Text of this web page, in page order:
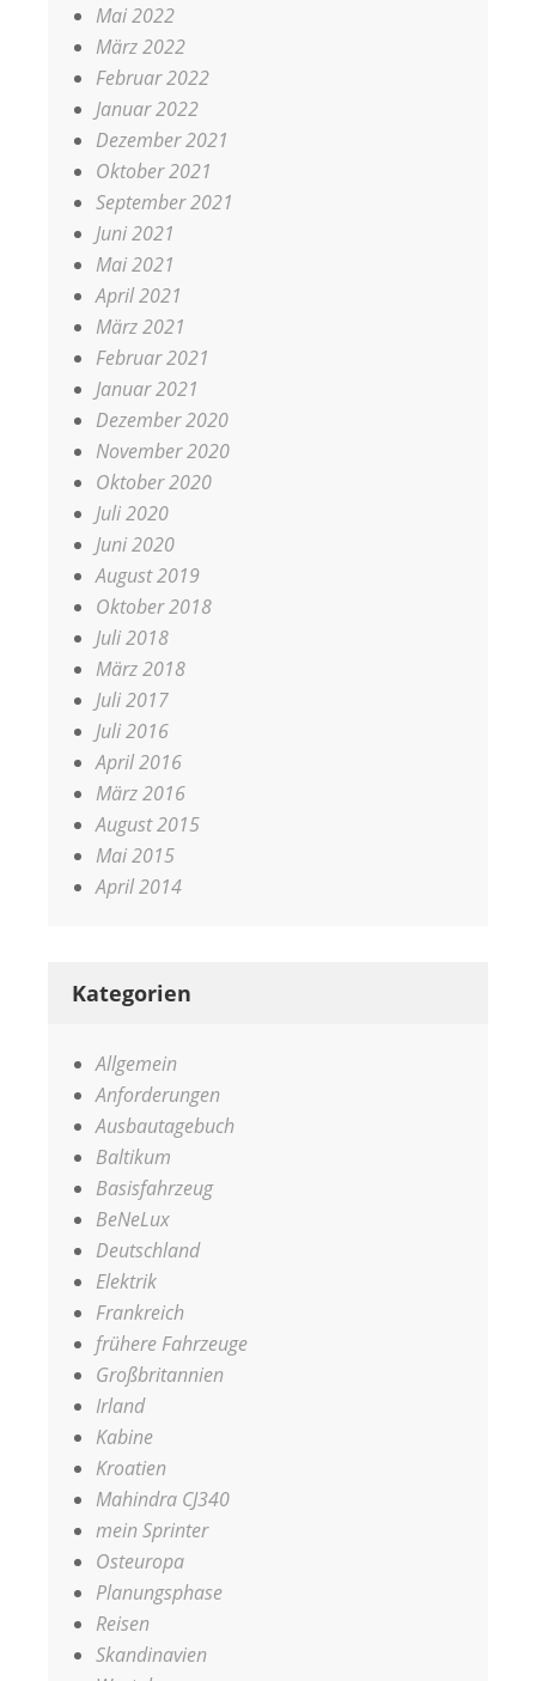
Mai 2022
März 2022
Februar 2022
Januar 2022
Dezember 2021
Oktober 2021
September 2021
Juni 2021
Mai 2021
April 2021
März 2021
Februar 2021
Januar 2021
Dezember 2020
November 2020
Oktober 2020
Juli 2020
Juni 2020
August 2019
Oktober 2018
Juli 2018
März 2018
Juli 2017
Juli 2016
April 2016
März 2016
August 2015
Mai 2015
April 2014
Kategorien
Allgemein
Anforderungen
Ausbautagebuch
Baltikum
Basisfahrzeug
BeNeLux
Deutschland
Elektrik
Frankreich
frühere Fahrzeuge
Großbritannien
Irland
Kabine
Kroatien
Mahindra CJ340
mein Sprinter
Osteuropa
Planungsphase
Reisen
Skandinavien